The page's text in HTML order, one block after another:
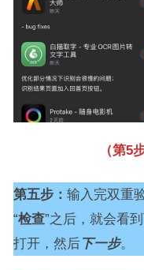
（第5
第五步： 输入完双重
“检查”之后，就会看
打开，然后下一步。